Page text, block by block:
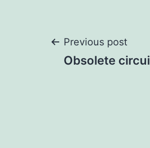
Post
Previous post
Obsolete